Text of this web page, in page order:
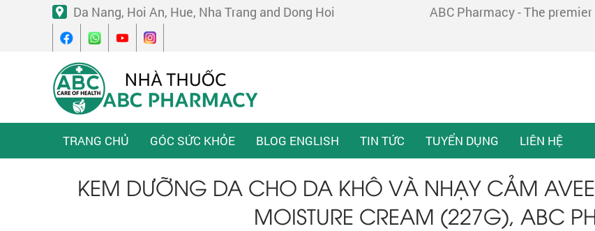
Da Nang, Hoi An, Hue, Nha Trang and Dong Hoi ABC Pharmacy - The
TRANG CHỦ GÓC SỨC KHỎE BLOG ENGLISH TIN TỨC TUYỂN DỤNG LIÊN HỆ
KEM DƯỠNG DA CHO DA KHÔ VÀ NHẠY CẢM
MOISTURE CREAM (227G), ABC